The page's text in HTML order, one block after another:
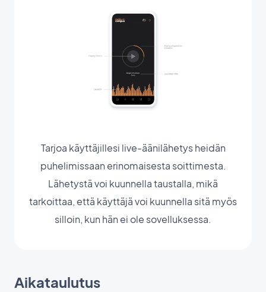
Tarjoa käyttäjillesi live-äänilähetys heidän
puhelimissaan erinomaisesta soittimesta.
Lähetystä voi kuunnella taustalla, mikä
tarkoittaa, että käyttäjä voi kuunnella sitä myös
silloin, kun hän ei ole sovelluksessa.
Aikataulutus